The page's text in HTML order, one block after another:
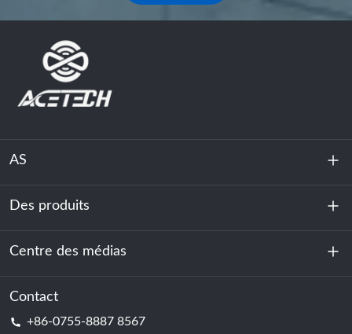
AS
À propos de nous
Durabilité
Des produits
Stockage d'énergie
Centre de données et salle des serveurs
Centre des médias
Nouvelles
Contact
+86-0755-8887 8567